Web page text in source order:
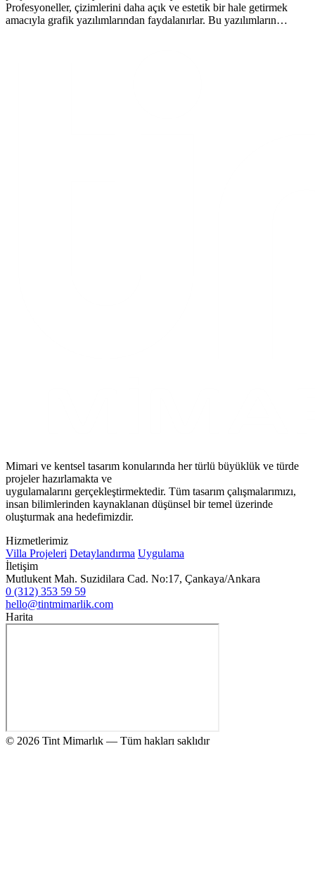
Profesyoneller, çizimlerini daha açık ve estetik bir hale getirmek
amacıyla grafik yazılımlarından faydalanırlar. Bu yazılımların…
Mimari ve kentsel tasarım konularında her türlü büyüklük ve türde
projeler hazırlamakta ve
uygulamalarını gerçekleştirmektedir. Tüm tasarım çalışmalarımızı,
insan bilimlerinden kaynaklanan düşünsel bir temel üzerinde
oluşturmak ana hedefimizdir.
Hizmetlerimiz
Villa Projeleri Detaylandırma Uygulama
İletişim
Mutlukent Mah. Suzidilara Cad. No:17, Çankaya/Ankara
0 (312) 353 59 59
hello@tintmimarlik.com
Harita
© 2026 Tint Mimarlık — Tüm hakları saklıdır